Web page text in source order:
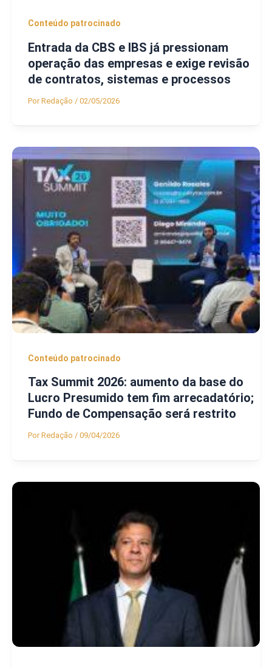
Conteúdo patrocinado
Entrada da CBS e IBS já pressionam
operação das empresas e exige revisão
de contratos, sistemas e processos
PorRedação / 02/05/2026
Conteúdo patrocinado
Tax Summit 2026: aumento da base do
Lucro Presumido tem fim arrecadatório;
Fundo de Compensação será restrito
PorRedação / 09/04/2026